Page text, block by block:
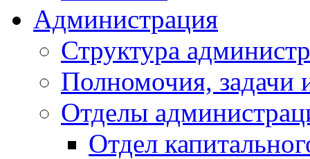
Администрация
Структура
Полномочия, задачи
Отделы
Отдел